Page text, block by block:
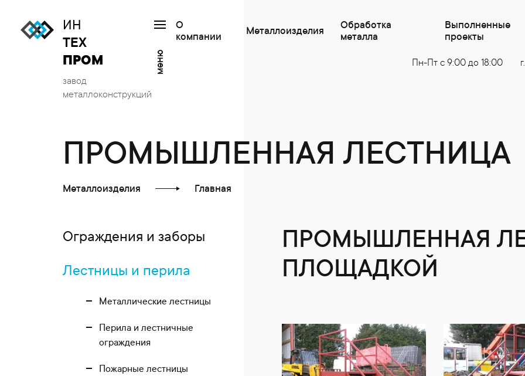
ИН
ТЕХ
ПРОМ
завод
металлоконструкций
меню
О
компании
Металлоизделия
Обработка
металла
Выполненные
проекты
Пн-Пт с 9:00 до 18:00
ПРОМЫШЛЕННАЯ ЛЕСТНИЦА
Металлоизделия Главная
Ограждения и заборы
Лестницы и перила
Металлические лестницы
Перила и лестничные
ограждения
Пожарные лестницы
ПРОМЫШЛЕННАЯ
ПЛОЩАДКОЙ